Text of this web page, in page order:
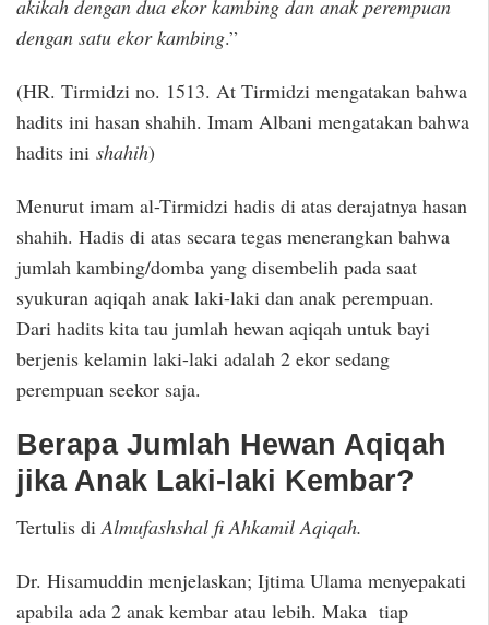
akikah dengan dua ekor kambing dan anak perempuan
dengan satu ekor kambing.”
(HR. Tirmidzi no. 1513. At Tirmidzi mengatakan bahwa
hadits ini hasan shahih. Imam Albani mengatakan bahwa
hadits ini shahih)
Menurut imam al-Tirmidzi hadis di atas derajatnya hasan
shahih. Hadis di atas secara tegas menerangkan bahwa
jumlah kambing/domba yang disembelih pada saat
syukuran aqiqah anak laki-laki dan anak perempuan.
Dari hadits kita tau jumlah hewan aqiqah untuk bayi
berjenis kelamin laki-laki adalah 2 ekor sedang
perempuan seekor saja.
Berapa Jumlah Hewan Aqiqah
jika Anak Laki-laki Kembar?
Tertulis diAlmufashshal fi Ahkamil Aqiqah.
Dr. Hisamuddin menjelaskan; Ijtima Ulama menyepakati
apabila ada 2 anak kembar atau lebih. Maka tiap